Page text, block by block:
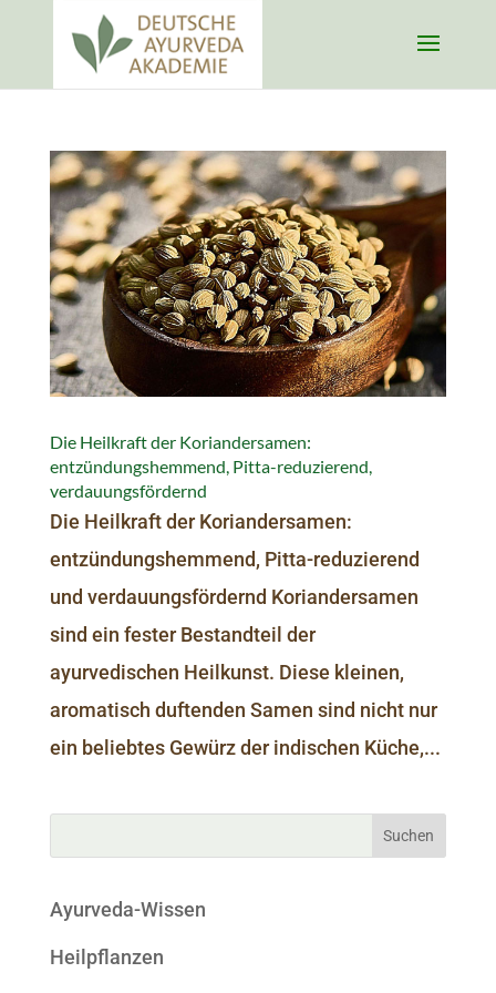
Die Heilkraft der Koriandersamen:
entzündungshemmend, Pitta-reduzierend,
verdauungsfördernd
Die Heilkraft der Koriandersamen:
entzündungshemmend, Pitta-reduzierend
und verdauungsfördernd Koriandersamen
sind ein fester Bestandteil der
ayurvedischen Heilkunst. Diese kleinen,
aromatisch duftenden Samen sind nicht nur
ein beliebtes Gewürz der indischen Küche,...
Ayurveda-Wissen
Heilpflanzen